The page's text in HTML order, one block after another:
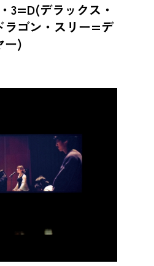
3=D(デラックス・
ラゴン・スリー=デ
ー)